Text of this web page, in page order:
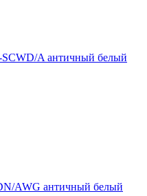
SCWD/A античный белый
AWG античный белый